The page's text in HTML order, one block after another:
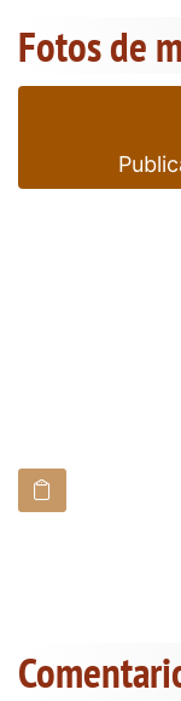
Fotos de